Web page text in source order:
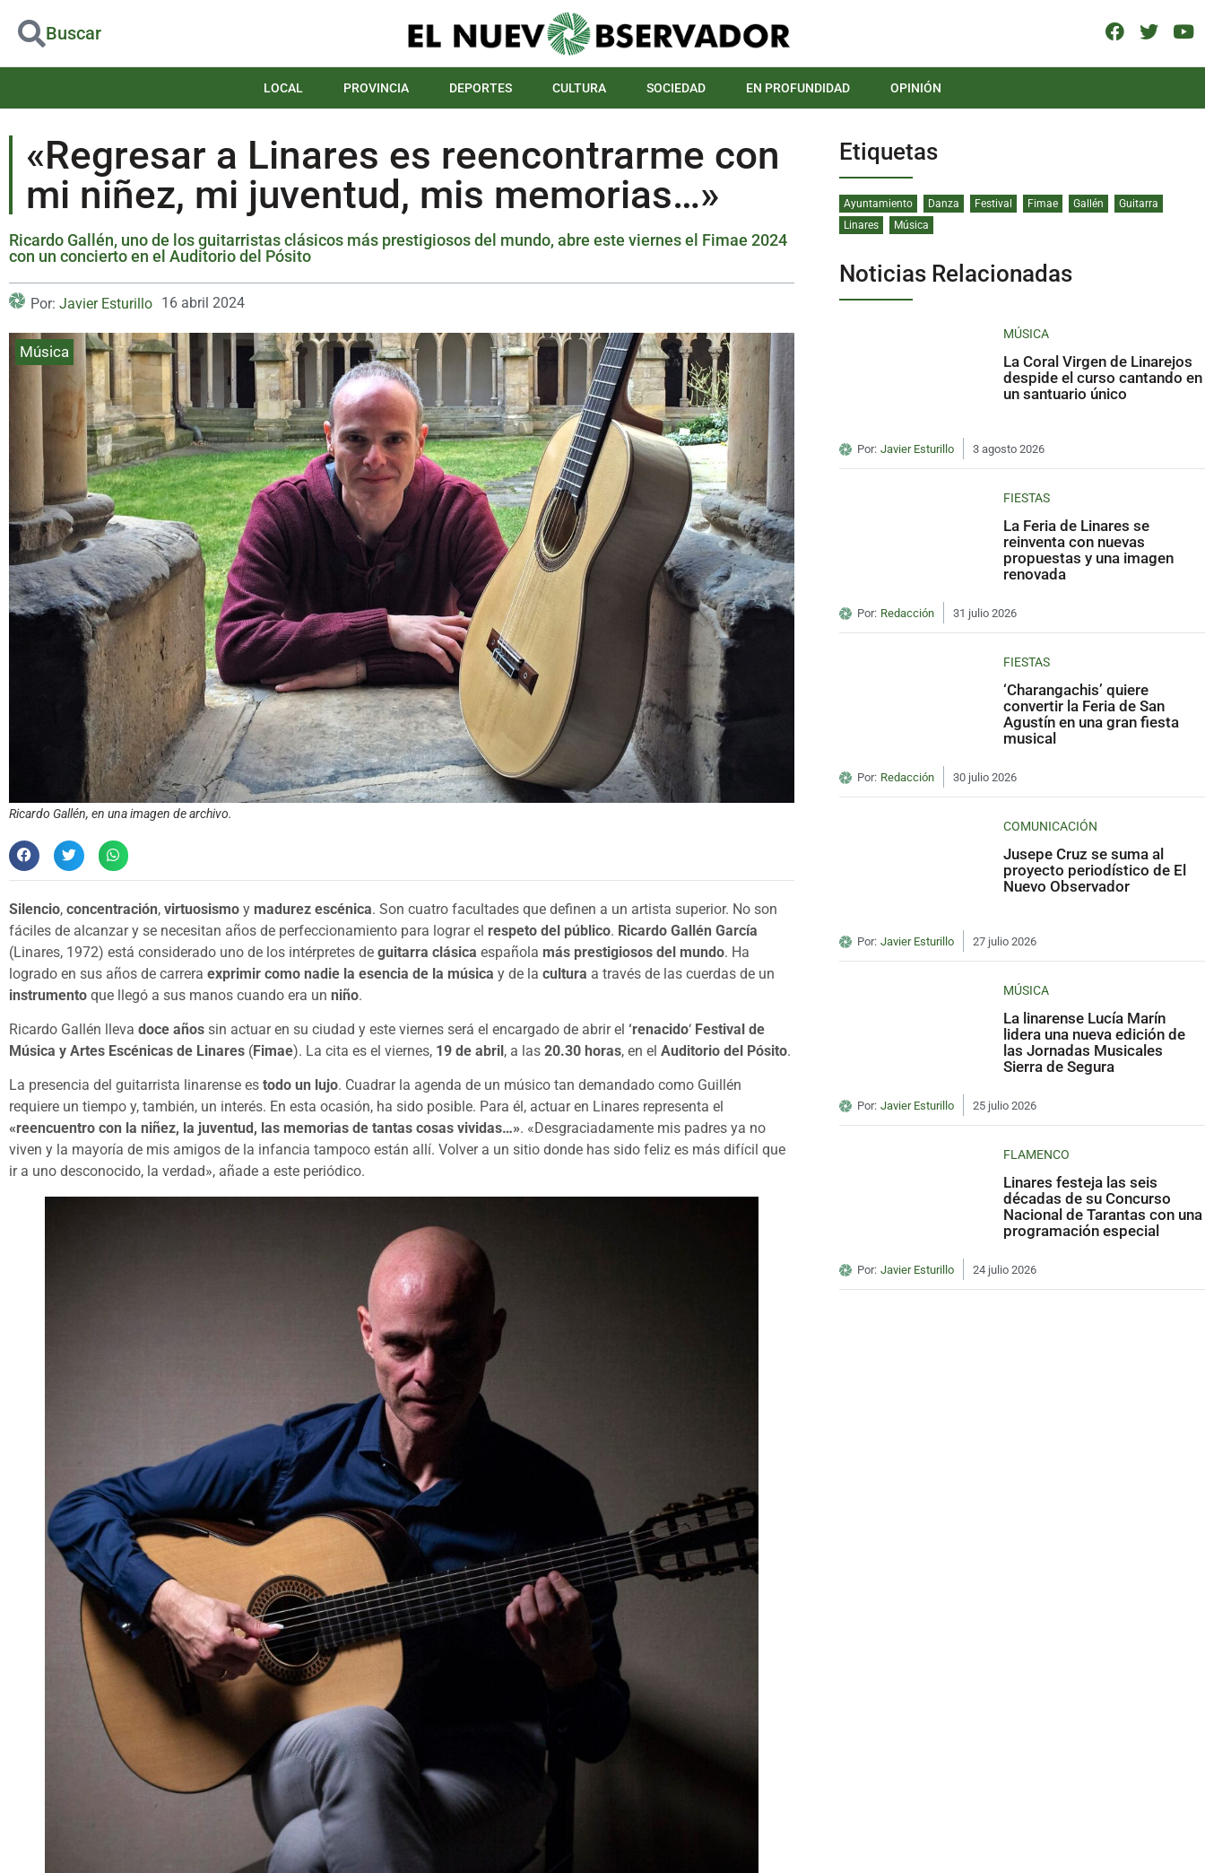
Buscar
LOCAL PROVINCIA DEPORTES CULTURA SOCIEDAD EN PROFUNDIDAD OPINIÓN
«Regresar a Linares es reencontrarme con
mi niñez, mi juventud, mis memorias…»
Ricardo Gallén, uno de los guitarristas clásicos más prestigiosos del mundo, abre este viernes el Fimae 2024
con un concierto en el Auditorio del Pósito
Por: Javier Esturillo 16 abril 2024
Música
Ricardo Gallén, en una imagen de archivo.
Silencio, concentración, virtuosismo y madurez escénica. Son cuatro facultades que definen a un artista superior. No son
fáciles de alcanzar y se necesitan años de perfeccionamiento para lograr el respeto del público. Ricardo Gallén García
(Linares, 1972) está considerado uno de los intérpretes de guitarra clásica española más prestigiosos del mundo. Ha
logrado en sus años de carrera exprimir como nadie la esencia de la música y de la cultura a través de las cuerdas de un
instrumento que llegó a sus manos cuando era un niño.
Ricardo Gallén lleva doce años sin actuar en su ciudad y este viernes será el encargado de abrir el ‘renacido‘ Festival de
Música y Artes Escénicas de Linares (Fimae). La cita es el viernes, 19 de abril, a las 20.30 horas, en el Auditorio del Pósito.
La presencia del guitarrista linarense es todo un lujo. Cuadrar la agenda de un músico tan demandado como Guillén
requiere un tiempo y, también, un interés. En esta ocasión, ha sido posible. Para él, actuar en Linares representa el
«reencuentro con la niñez, la juventud, las memorias de tantas cosas vividas…». «Desgraciadamente mis padres ya no
viven y la mayoría de mis amigos de la infancia tampoco están allí. Volver a un sitio donde has sido feliz es más difícil que
ir a uno desconocido, la verdad», añade a este periódico.
Etiquetas
Ayuntamiento Danza Festival Fimae Gallén
Guitarra
Linares
Música
Noticias Relacionadas
MÚSICA
La Coral Virgen de Linarejos
despide el curso cantando en
un santuario único
Por: Javier Esturillo 3 agosto 2026
FIESTAS
La Feria de Linares se
reinventa con nuevas
propuestas y una imagen
renovada
Por: Redacción 31 julio 2026
FIESTAS
‘Charangachis’ quiere
convertir la Feria de San
Agustín en una gran fiesta
musical
Por: Redacción 30 julio 2026
COMUNICACIÓN
Jusepe Cruz se suma al
proyecto periodístico de El
Nuevo Observador
Por: Javier Esturillo 27 julio 2026
MÚSICA
La linarense Lucía Marín
lidera una nueva edición de
las Jornadas Musicales
Sierra de Segura
Por: Javier Esturillo 25 julio 2026
FLAMENCO
Linares festeja las seis
décadas de su Concurso
Nacional de Tarantas con una
programación especial
Por: Javier Esturillo 24 julio 2026